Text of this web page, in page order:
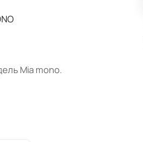
Mia mono.